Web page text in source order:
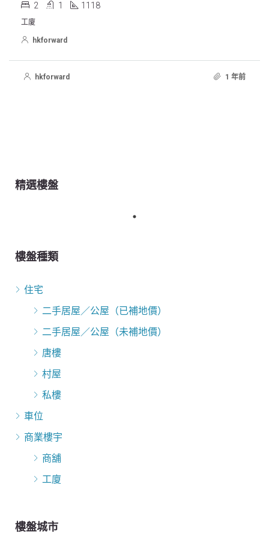
2 1 1118
工廈
hkforward
hkforward 1 年前
精選樓盤
樓盤種類
住宅
二手居屋／公屋（已補地價）
二手居屋／公屋（未補地價）
唐樓
村屋
私樓
車位
商業樓宇
商舖
工廈
樓盤城市